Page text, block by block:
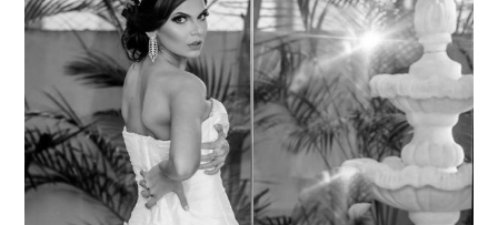
FOTOGRAFIA
QUEM SOU EU
CONTATO
WHATSAPP